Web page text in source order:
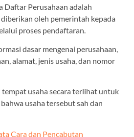
Daftar Perusahaan adalah
oleh pemerintah kepada
proses pendaftaran.
dasar mengenai perusahaan,
alamat, jenis usaha, dan nomor
tempat usaha secara terlihat untuk
usaha tersebut sah dan
Cara dan Pencabutan